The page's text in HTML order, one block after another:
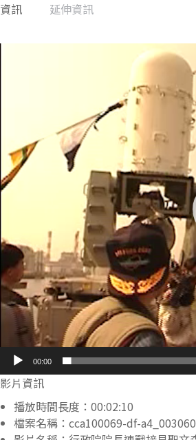
資訊 延伸資訊
00:00
影片資訊
播放時間長度：00:02:10
檔案名稱：cca100069-df-